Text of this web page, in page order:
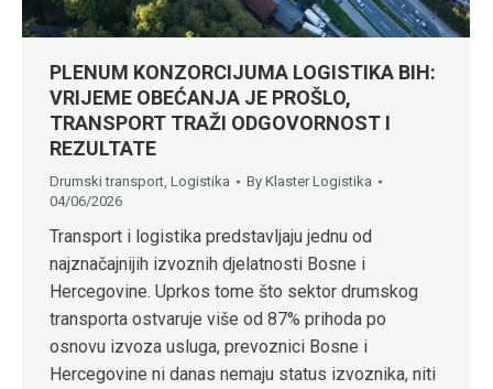
PLENUM KONZORCIJUMA LOGISTIKA BIH:
VRIJEME OBEĆANJA JE PROŠLO,
TRANSPORT TRAŽI ODGOVORNOST I
REZULTATE
Drumski transport Logistika By Klaster Logistika
04/06/2026
Transport i logistika predstavljaju jednu od
najznačajnijih izvoznih djelatnosti Bosne i
Hercegovine. Uprkos tome što sektor drumskog
transporta ostvaruje više od 87% prihoda po
osnovu izvoza usluga, prevoznici Bosne i
Hercegovine ni danas nemaju status izvoznika, niti